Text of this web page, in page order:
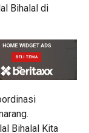
Bihalal di
Bihalal Kita